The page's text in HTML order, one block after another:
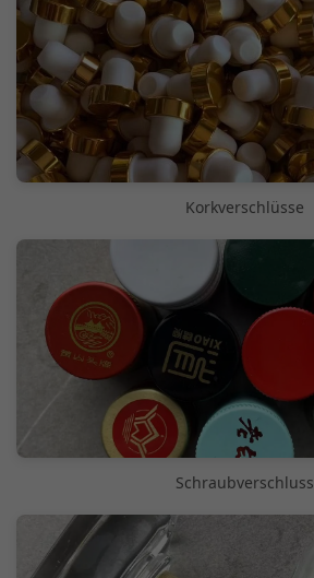
Korkverschlüsse
Schraubverschluss